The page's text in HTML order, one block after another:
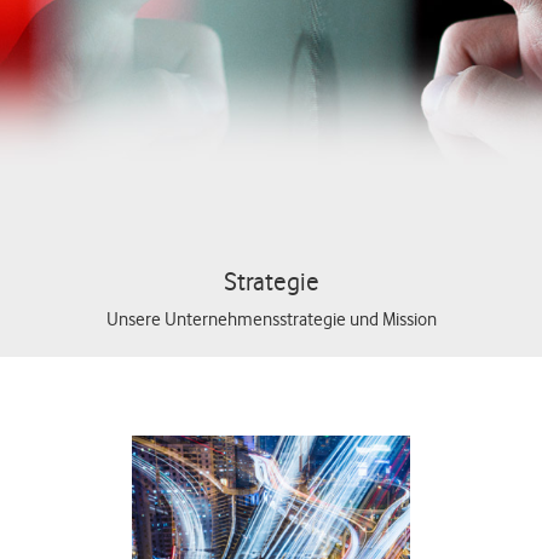
Strategie
Unsere Unternehmensstrategie und Mission